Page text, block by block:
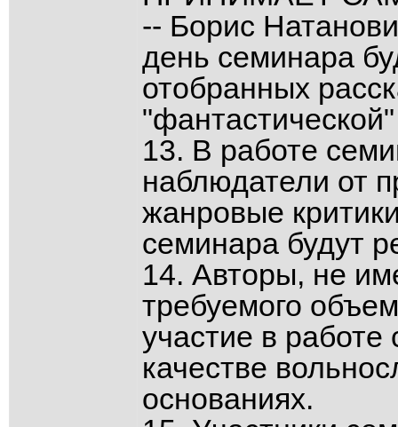
-- Борис
день семинара
отобранных
13. В работе
наблюдатели от
жанровые
семинара будут
14. Авторы, не
требуемого
участие в
качестве
основаниях.